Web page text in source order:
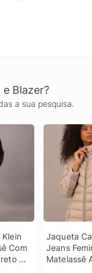
Blazer?
a sua pesquisa.
Com
Jaqueta
Jeans
Matelassê